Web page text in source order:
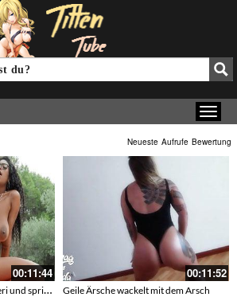
Neueste Aufrufe Bewertung
00:11:44
Mike adriano fickt Tina Cheri und spritzt ab
00:11:52
Geile Ärsche wackelt mit dem Arsch